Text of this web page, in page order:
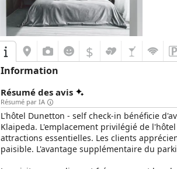
$
Information
Résumé des avis
Résumé par IA
L'hôtel Dunetton - self check-in bénéficie
Klaipeda. L'emplacement privilégié de
attractions essentielles. Les clients
paisible. L'avantage supplémentaire du